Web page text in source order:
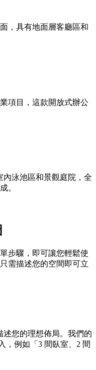
，具有地面層客廳區和
項目，這款開放式辦公
泳池區和景觀庭院，全
。
步驟，即可讓您輕鬆使
需描述您的空間即可立
您的理想佈局。我們的
，例如「3 間臥室、2 間